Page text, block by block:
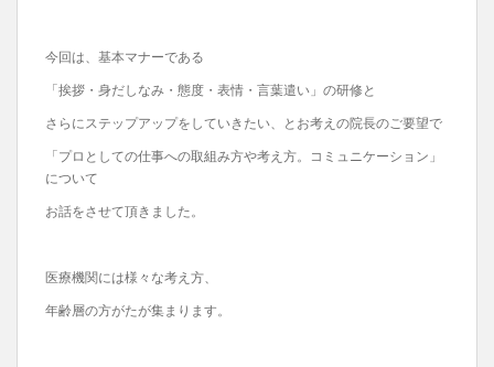
今回は、基本マナーである
「挨拶・身だしなみ・態度・表情・言葉遣い」の研修と
さらにステップアップをしていきたい、とお考えの院長のご要望で
「プロとしての仕事への取組み方や考え方。コミュニケーション」
について
お話をさせて頂きました。
医療機関には様々な考え方、
年齢層の方がたが集まります。